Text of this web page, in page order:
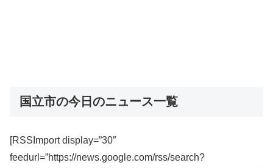
国立市の今日のニュース一覧
[RSSImport display=”30″
feedurl=”https://news.google.com/rss/search?